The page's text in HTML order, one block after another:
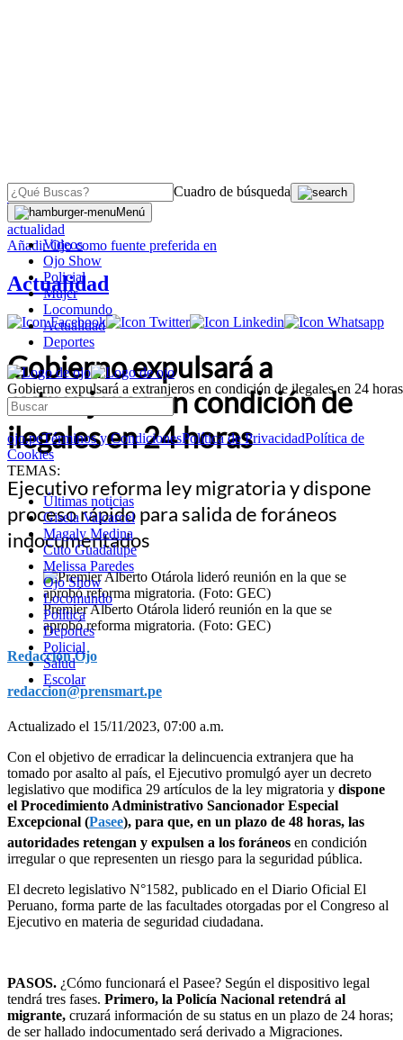
Cuadro de búsqueda
Menú
Videos
Ojo Show
Policial
Mujer
Locomundo
Actualidad
Deportes
Gobierno expulsará a extranjeros en condición de ilegales en 24 horas
ojo.peTérminos y CondicionesPolítica de PrivacidadPolítica de
Cookies
TEMAS:
Últimas noticias
Gisela Valcarcel
Magaly Medina
Cuto Guadalupe
Melissa Paredes
Ojo Show
Locomundo
Política
Deportes
Policial
Salud
Escolar
OJO
actualidad
AñadirOjocomo fuente preferida en
Actualidad
Gobierno expulsará a
extranjeros en condición de
ilegales en 24 horas
Ejecutivo reforma ley migratoria y dispone
proceso rápido para salida de foráneos
indocumentados
Premier Alberto Otárola lideró reunión en la que se
aprobó reforma migratoria. (Foto: GEC)
Redacción Ojo
redaccion@prensmart.pe
Actualizado el 15/11/2023, 07:00 a.m.
Con el objetivo de erradicar la delincuencia extranjera que ha
tomado por asalto al país, el Ejecutivo promulgó ayer un decreto
legislativo que modifica 29 artículos de la ley migratoria y dispone
el Procedimiento Administrativo Sancionador Especial
Excepcional (Pasee), para que, en un plazo de 48 horas, las
autoridades retengan y expulsen a los foráneos en condición
irregular o que representen un riesgo para la seguridad pública.
El decreto legislativo N°1582, publicado en el Diario Oficial El
Peruano, forma parte de las facultades otorgadas por el Congreso al
Ejecutivo en materia de seguridad ciudadana.
PASOS. ¿Cómo funcionará el Pasee? Según el dispositivo legal
tendrá tres fases. Primero, la Policía Nacional retendrá al
migrante, cruzará información de su status en un plazo de 24 horas;
de ser hallado indocumentado será derivado a Migraciones.